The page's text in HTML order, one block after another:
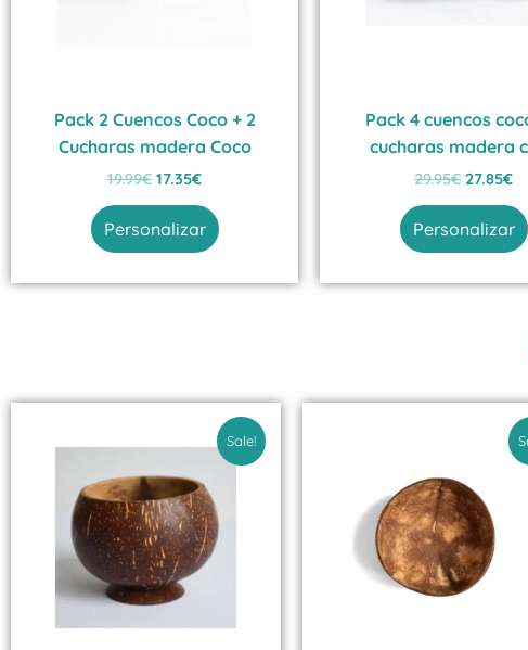
Pack 2 Cuencos Coco + 2
Cucharas madera Coco
19.99€ 17.35€
Personalizar
Pack 4 cuencos
cucharas madera
29.95€ 27.85€
Personalizar
Sale!
original
10.45€.
precio
actual
8.89€.
9.85€.
precio
actual
7.39€.